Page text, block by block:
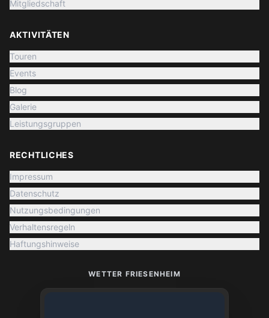
Mitgliedschaft
AKTIVITÄTEN
Touren
Events
Blog
Galerie
Leistungsgruppen
RECHTLICHES
Impressum
Datenschutz
Nutzungsbedingungen
Verhaltensregeln
Haftungshinweise
WETTER FRIESENHEIM